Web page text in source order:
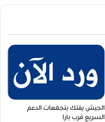
الجيش يفتك بتجمعات الدعم
السريع قرب بارا